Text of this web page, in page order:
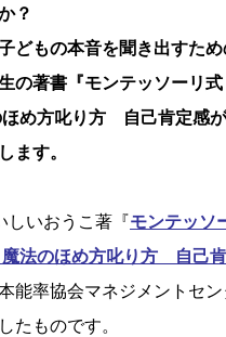
？
どもの本音を聞き出すた
の著書『モンテッソーリ
め方叱り方 自己肯定感が
ます。
しいおうこ著『モンテッ
法のほめ方叱り方 自己
能率協会マネジメントセ
たものです。